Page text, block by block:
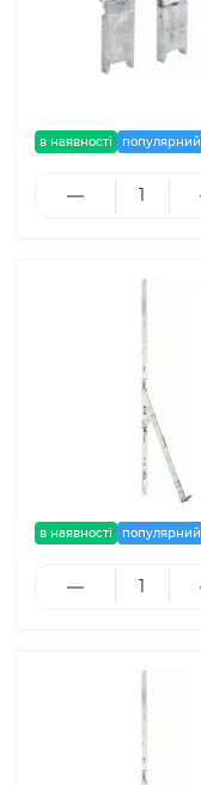
в наявності популярний
в наявності популярний